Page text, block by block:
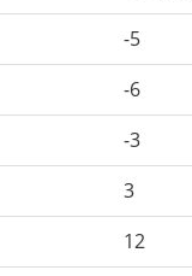
-5
-6
-3
3
12